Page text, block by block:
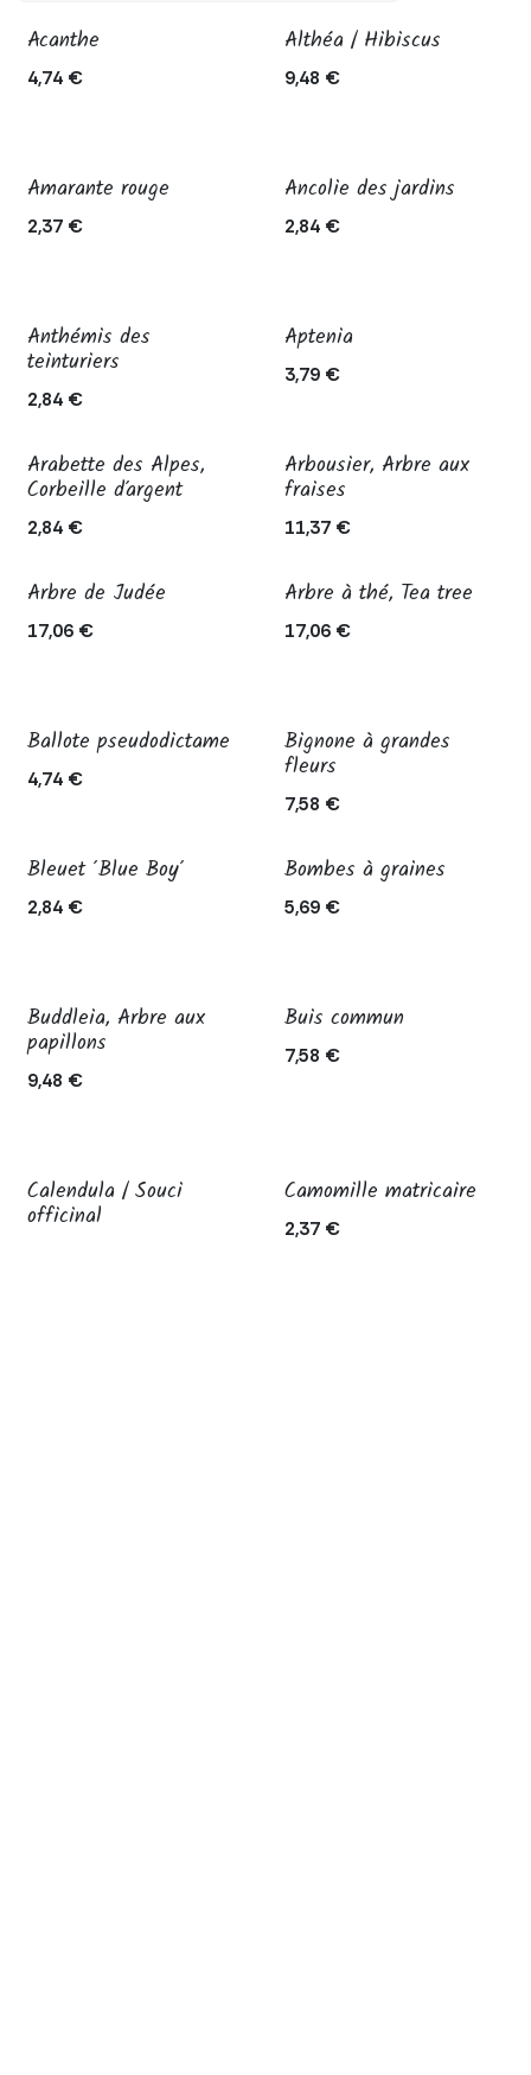
Acanthe
4,74 €
Althéa / Hibiscus
9,48 €
Amarante rouge
2,37 € Nouveau !
Ancolie des jardins
2,84€
Épuisé
Anthémis des
teinturiers
2,84 €
Épuisé
Aptenia
3,79€
Épuisé
Arabette des Alpes,
Corbeille d’argent
2,84 € En production
Arbousier, Arbre aux
fraises
11,37€
En production
Arbre de Judée
17,06 €
Arbre à thé, Tea tree
17,06€
Épuisé
Ballote pseudodictame
4,74 € En production
Bignone à grandes
fleurs
7,58 €
Épuisé
Bleuet 'Blue Boy'
2,84 €
Bombes à graines
5,69€
Buddleia, Arbre aux
papillons
9,48 €
Buis commun
7,58 €
En production
Calendula / Souci
officinal
Épuisé
Camomille matricaire
2,37€